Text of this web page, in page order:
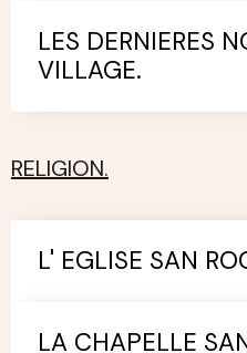
LES DERNIERES
VILLAGE.
RELIGION.
L' EGLISE SAN
LA CHAPELLE